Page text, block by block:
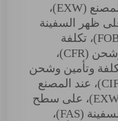
المصنع (EXW)،
ظهر السفينة
(FOB)، تكلفة
وشحن (CFR)،
وتأمين وشحن
(CIF)، عند المصنع
(EXW)، على سطح
السفينة (FAS)،